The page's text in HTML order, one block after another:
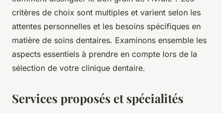
critères de choix sont multiples et varient selon les
attentes personnelles et les besoins spécifiques en
matière de soins dentaires. Examinons ensemble les
aspects essentiels à prendre en compte lors de la
sélection de votre clinique dentaire.
Services proposés et spécialités